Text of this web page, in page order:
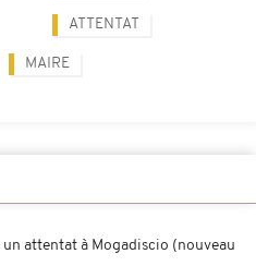
ATTENTAT
MAIRE
un attentat à Mogadiscio (nouveau